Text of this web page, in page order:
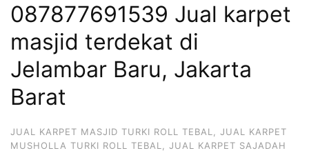
087877691539 Jual karpet
masjid terdekat di
Jelambar Baru, Jakarta
Barat
JUAL KARPET MASJID TURKI ROLL TEBAL
JUAL KARPET
MUSHOLLA TURKI ROLL TEBAL
JUAL KARPET SAJADAH